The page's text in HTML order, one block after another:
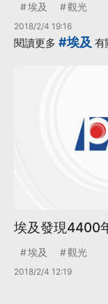
埃及 觀光
2018/2/4 19:16
閱讀更多 #埃及 有
埃及發現4400
埃及 觀光
2018/2/4 12:19